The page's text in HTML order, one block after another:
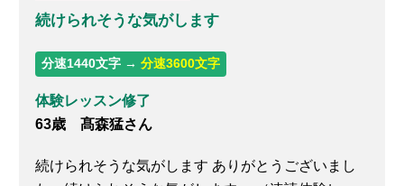
続けられそうな気がします
分速1440文字 →分速3600文字
体験レッスン修了
63歳 髙森猛さん
続けられそうな気がします ありがとうございまし